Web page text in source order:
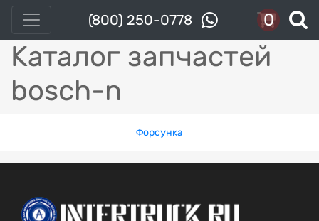
(800) 250-0778 0
Каталог запчастей
bosch-n
Форсунка